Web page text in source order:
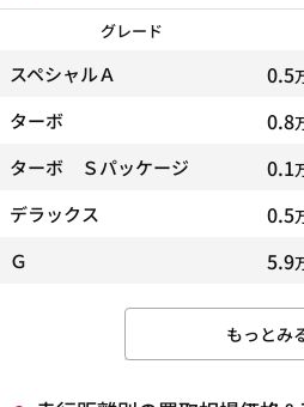
グレード
スペシャルＡ 0.5
ターボ 0.8
ターボ Ｓパッケージ 0.1
デラックス 0.5
Ｇ 5.9
もっとみ